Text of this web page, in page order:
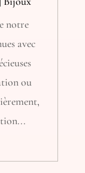
notre
avec
ou